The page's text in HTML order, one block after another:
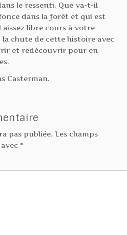
le ressenti. Que va-t-il
dans la forêt et qui est
libre cours à votre
chute de cette histoire avec
et redécouvrir pour en
Casterman.
pas publiée. Les champs
*